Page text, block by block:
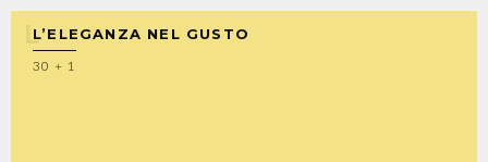
L’ELEGANZA NEL GUSTO
30 + 1